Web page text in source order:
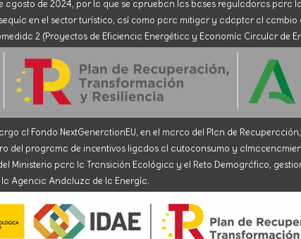
agosto de 2024, por la que se aprueban las bases reguladoras para
en el sector turístico, así como para mitigar y adaptar al
2 (Proyectos de Eficiencia Energética y Economía Circular de
al Fondo NextGenerationEU, en el marco del Plan de
del programa de incentivos ligados al autoconsumo y
Ministerio para la Transición Ecológica y el Reto Demográfico,
la Agencia Andaluza de la Energía.